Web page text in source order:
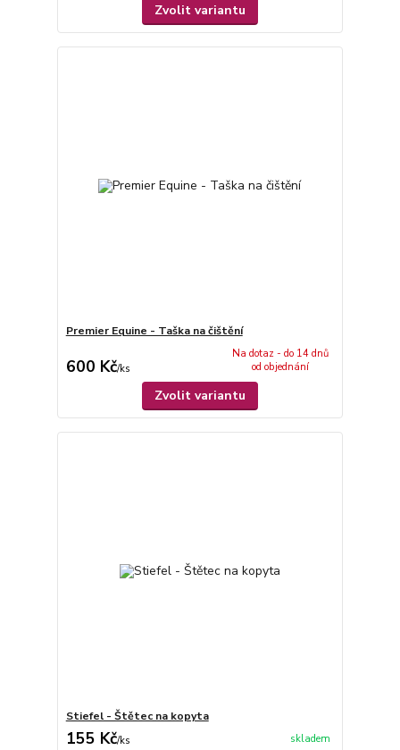
Zvolit variantu
Premier Equine - Taška na čištění
600 Kč/ks
Na dotaz - do 14 dnů
od objednání
Zvolit variantu
Stiefel - Štětec na kopyta
155 Kč/ks skladem